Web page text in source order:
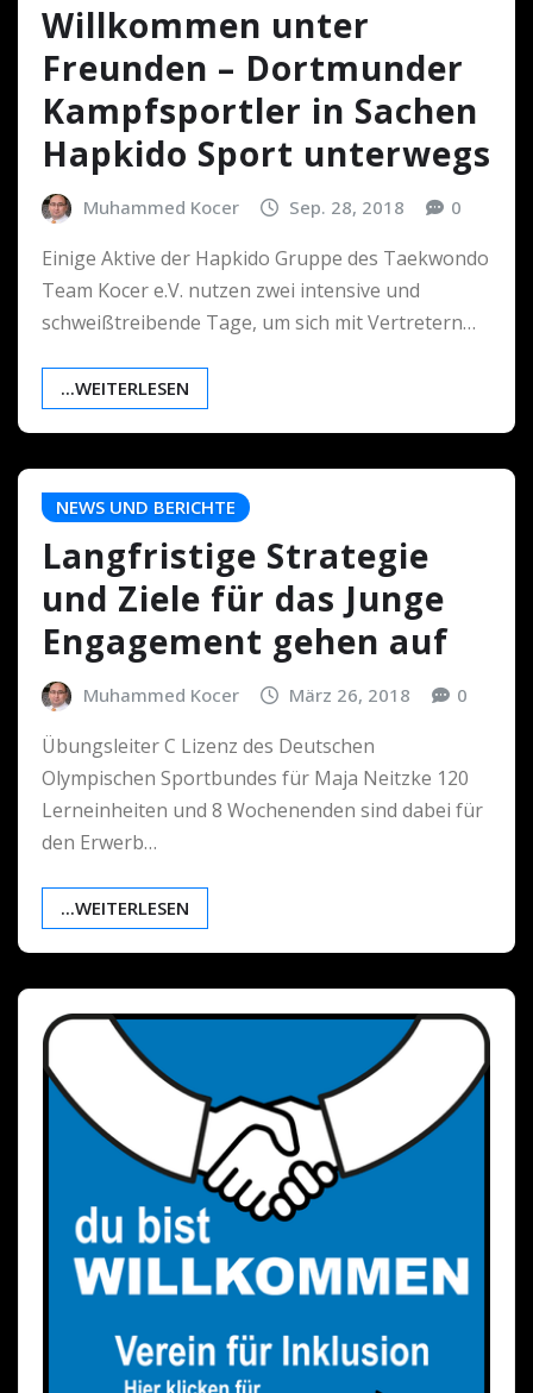
Willkommen unter
Freunden – Dortmunder
Kampfsportler in Sachen
Hapkido Sport unterwegs
Muhammed Kocer Sep. 28, 2018 0
Einige Aktive der Hapkido Gruppe des Taekwondo
Team Kocer e.V. nutzen zwei intensive und
schweißtreibende Tage, um sich mit Vertretern…
...WEITERLESEN
NEWS UND BERICHTE
Langfristige Strategie
und Ziele für das Junge
Engagement gehen auf
Muhammed Kocer März 26, 2018 0
Übungsleiter C Lizenz des Deutschen
Olympischen Sportbundes für Maja Neitzke 120
Lerneinheiten und 8 Wochenenden sind dabei für
den Erwerb…
...WEITERLESEN